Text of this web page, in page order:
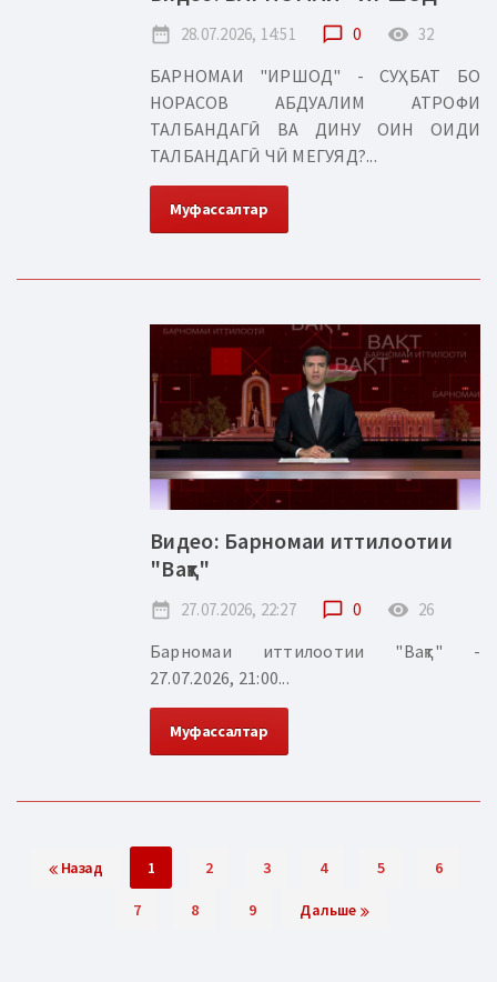
date_range 28.07.2026, 14:51 chat_bubble_outline 0 remove_red_eye 32
БАРНОМАИ "ИРШОД" - СУҲБАТ БО
НОРАСОВ АБДУАЛИМ АТРОФИ
ТАЛБАНДАГӢ ВА ДИНУ ОИН ОИДИ
ТАЛБАНДАГӢ ЧӢ МЕГУЯД?...
Муфассалтар
Видео: Барномаи иттилоотии
"Вақт"
date_range 27.07.2026, 22:27 chat_bubble_outline 0 remove_red_eye 26
Барномаи иттилоотии "Вақт" -
27.07.2026, 21:00...
Муфассалтар
Назад 1 2 3 4 5 6
7 8 9 Дальше